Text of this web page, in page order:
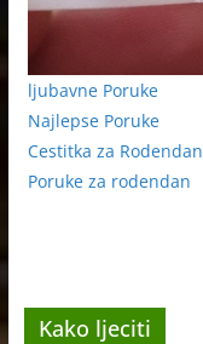
ljubavne Poruke
Najlepse Poruke
Cestitka za Rodendan
Poruke za rodendan
Kako ljeciti